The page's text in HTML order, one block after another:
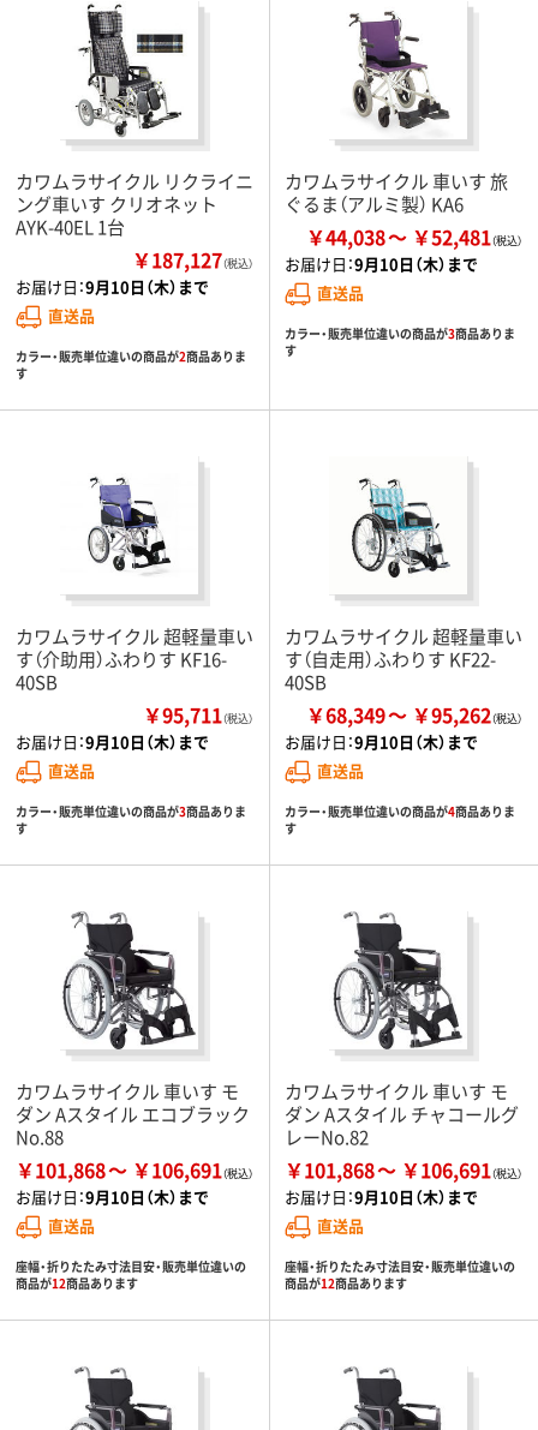
カワムラサイクル リクライニ
ング車いす クリオネット
AYK-40EL 1台
￥187,127（税込）
お届け日：9月10日（木）まで
直送品
カラー・販売単位違いの商品が2商品ありま
す
カワムラサイクル 車いす 旅
ぐるま（アルミ製） KA6
￥44,038 ￥52,481
お届け日：9月10日（木）まで
直送品
カラー・販売単位違いの商品が3商品ありま
す
カワムラサイクル 超軽量車い
す（介助用）ふわりす KF16-
40SB
￥95,711（税込）
お届け日：9月10日（木）まで
直送品
カラー・販売単位違いの商品が3商品ありま
す
カワムラサイクル 超軽量車い
す（自走用）ふわりす KF22-
40SB
￥68,349 ￥95,262
お届け日：9月10日（木）まで
直送品
カラー・販売単位違いの商品が4商品ありま
す
カワムラサイクル 車いす モ
ダン Aスタイル エコブラック
No.88
￥101,868 ￥106,691
お届け日：9月10日（木）まで
直送品
座幅・折りたたみ寸法目安・販売単位違いの
商品が12商品あります
カワムラサイクル 車いす モ
ダン Aスタイル チャコールグ
レーNo.82
￥101,868 ￥106,691
お届け日：9月10日（木）まで
直送品
座幅・折りたたみ寸法目安・販売単位違いの
商品が12商品あります